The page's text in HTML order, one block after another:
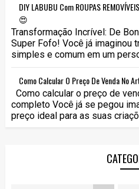
DIY LABUBU Com ROUPAS
😍
Transformação Incrível: De
Super Fofo! Você já imaginou
simples e comum em um
Como Calcular O Preço De Venda No
Como calcular o preço de
completo Você já se pegou
preço ideal para as suas